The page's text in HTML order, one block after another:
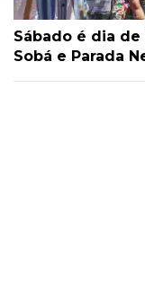
Sábado é dia de
Sobá e Parada